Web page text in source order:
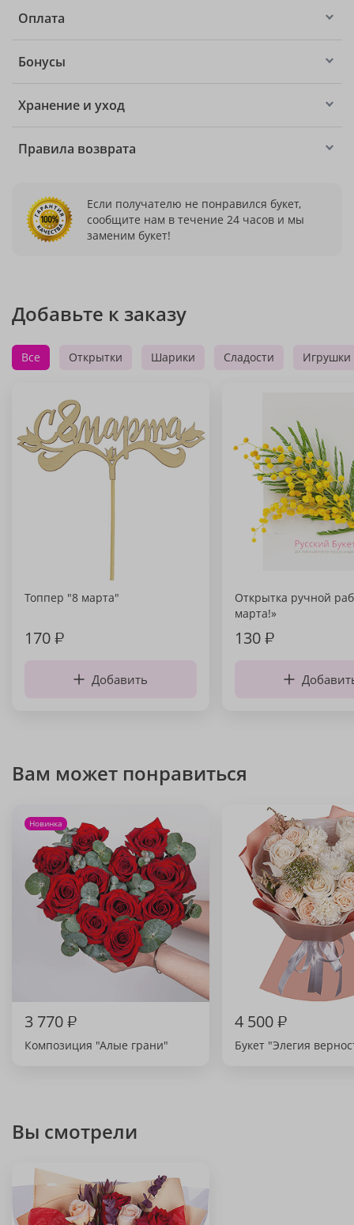
Оплата
Бонусы
Хранение и уход
Правила возврата
Если получателю не понравился букет,
сообщите нам в течение 24 часов и мы
заменим букет!
Добавьте к заказу
Все Открытки Шарики Сладости Игрушки
Топпер "8 марта"
170₽
Добавить
Открытка ручной
марта!»
130₽
Вам может понравиться
Новинка
3 770₽
Композиция "Алые грани"
4 500₽
Букет "Элегия
Вы смотрели